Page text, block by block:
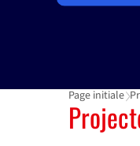
Page initiale